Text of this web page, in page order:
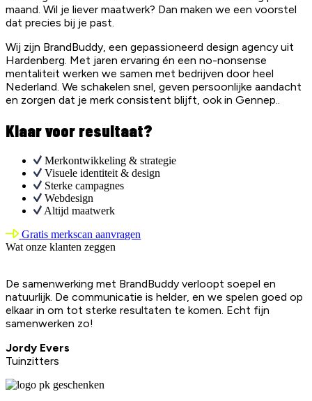
maand. Wil je liever maatwerk? Dan maken we een voorstel
dat precies bij je past.
Wij zijn BrandBuddy, een gepassioneerd design agency uit
Hardenberg. Met jaren ervaring én een no-nonsense
mentaliteit werken we samen met bedrijven door heel
Nederland. We schakelen snel, geven persoonlijke aandacht
en zorgen dat je merk consistent blijft, ook in Gennep..
Klaar voor resultaat?
Merkontwikkeling & strategie
Visuele identiteit & design
Sterke campagnes
Webdesign
Altijd maatwerk
Gratis merkscan aanvragen
Wat onze klanten zeggen
De samenwerking met BrandBuddy verloopt soepel en
natuurlijk. De communicatie is helder, en we spelen goed op
elkaar in om tot sterke resultaten te komen. Echt fijn
samenwerken zo!
Jordy Evers
Tuinzitters